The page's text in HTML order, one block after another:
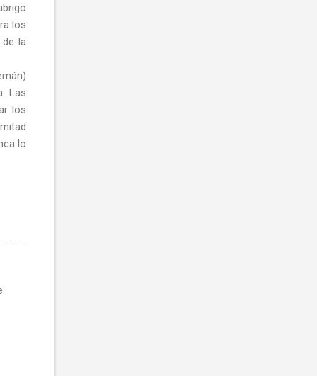
los
la
Las
los
lo